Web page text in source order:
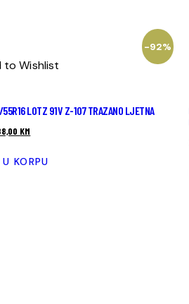
-92%
to Wishlist
LOTZ 91V Z-107 TRAZANO LJETNA
KM
KORPU